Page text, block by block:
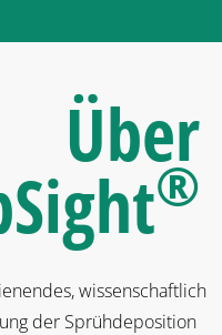
Über
®
wissenschaftlich
der Sprühdeposition